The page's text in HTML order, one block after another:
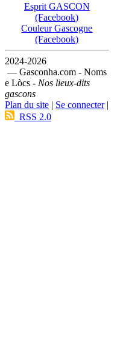
Esprit GASCON
(Facebook)
Couleur Gascogne
(Facebook)
2024-2026
— Gasconha.com - Noms
e Lòcs - Nos lieux-dits
gascons
Plan du site
Se connecter|
RSS 2.0